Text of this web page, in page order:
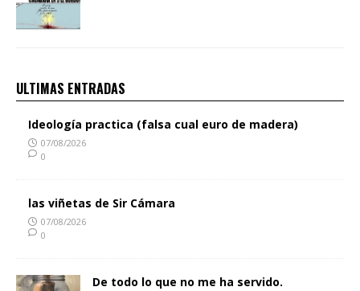
ULTIMAS ENTRADAS
Ideología practica (falsa cual euro de madera)
07/08/2026
0
las viñetas de Sir Cámara
07/08/2026
0
De todo lo que no me ha servido.